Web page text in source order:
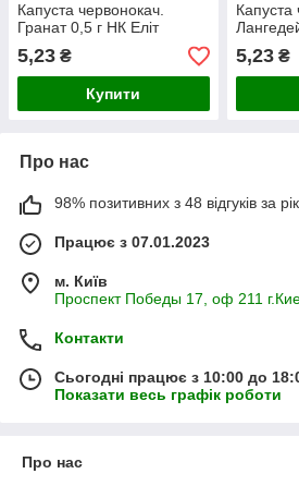
Капуста червонокач.
Гранат 0,5 г НК Еліт
5,23 ₴
Купити
Капуста
5,23₴
Про нас
98% позитивних з 48 відгуків за рік
Працює з 07.01.2023
м. Київ
Проспект Победы 17, оф 211
Контакти
Сьогодні працює з 10:00 до
Показати весь графік роботи
Про нас